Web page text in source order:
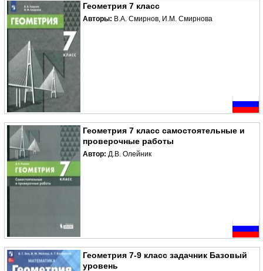
Геометрия 7 класс
Авторы: В.А. Смирнов, И.М. Смирнова
Геометрия 7 класс самостоятельные и
проверочные работы
Автор: Д.В. Олейник
Геометрия 7-9 класс задачник Базовый
уровень